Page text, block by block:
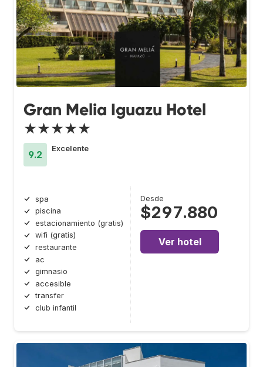
Gran Melia Iguazu Hotel
★★★★★
9.2
Excelente
spa
piscina
estacionamiento (gratis)
wifi (gratis)
restaurante
ac
gimnasio
accesible
transfer
club infantil
Desde
$297.880
Ver hotel